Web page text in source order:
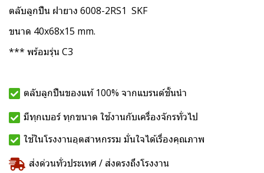
ตลับลูกปืน ฝายาง 6008-2RS1 SKF
ขนาด 40x68x15 mm.
*** พร้อมรุ่น C3
ตลับลูกปืนของแท้ 100% จากแบรนด์ชั้นนำ
มีทุกเบอร์ ทุกขนาด ใช้งานกับเครื่องจักรทั่วไป
ใช้ในโรงงานอุตสาหกรรม มั่นใจได้เรื่องคุณภาพ
ส่งด่วนทั่วประเทศ / ส่งตรงถึงโรงงาน